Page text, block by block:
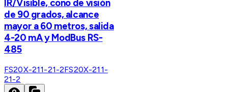
IR/Visible, cono de visión
de 90 grados, alcance
mayor a 60 metros, salida
4-20 mA y ModBus RS-
485
FS20X-211-21-2FS20X-211-
21-2